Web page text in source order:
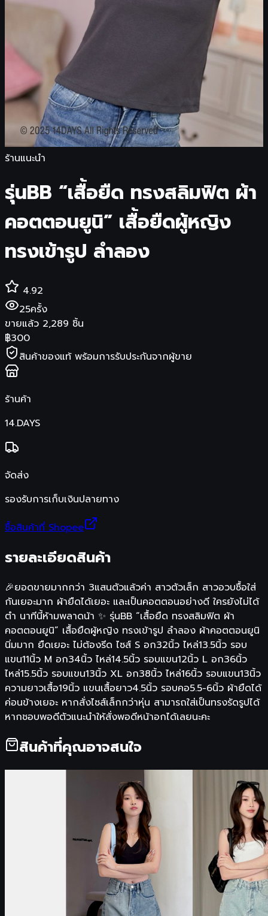
ร้านแนะนำ
รุ่นBB “เสื้อยืด ทรงสลิมฟิต ผ้า
คอตตอนยูนิ” เสื้อยืดผู้หญิง
ทรงเข้ารูป ลำลอง
4.92
25ครั้ง
ขายแล้ว 2,289 ชิ้น
฿300
สินค้าของแท้ พร้อมการรับประกันจากผู้ขาย
ร้านค้า
14.DAYS
จัดส่ง
รองรับการเก็บเงินปลายทาง
ซื้อสินค้าที่ Shopee
รายละเอียดสินค้า
🎉ยอดขายมากกว่า 3แสนตัวแล้วค่า สาวตัวเล็ก สาวอวบซื้อใส่
กันเยอะมาก ผ้ายืดได้เยอะ และเป็นคอตตอนอย่างดี ใครยังไม่ได้
ตำ นาทีนี้ห้ามพลาดน้า ✨ รุ่นBB “เสื้อยืด ทรงสลิมฟิต ผ้า
คอตตอนยูนิ” เสื้อยืดผู้หญิง ทรงเข้ารูป ลำลอง ผ้าคอตตอนยูนิ
นิ่มมาก ยืดเยอะ ไม่ต้องรีด ไซส์ S อก32นิ้ว ไหล่13.5นิ้ว รอบ
แขน11นิ้ว M อก34นิ้ว ไหล่14.5นิ้ว รอบแขน12นิ้ว L อก36นิ้ว
ไหล่15.5นิ้ว รอบแขน13นิ้ว XL อก38นิ้ว ไหล่16นิ้ว รอบแขน13นิ้ว
ความยาวเสื้อ19นิ้ว แขนเสื้อยาว4.5นิ้ว รอบคอ5.5-6นิ้ว ผ้ายืดได้
ค่อนข้างเยอะ หากสั่งไซส์เล็กกว่าหุ่น สามารถใส่เป็นทรงรัดรูปได้
หากชอบพอดีตัวแนะนำให้สั่งพอดีหน้าอกได้เลยนะคะ
สินค้าที่คุณอาจสนใจ